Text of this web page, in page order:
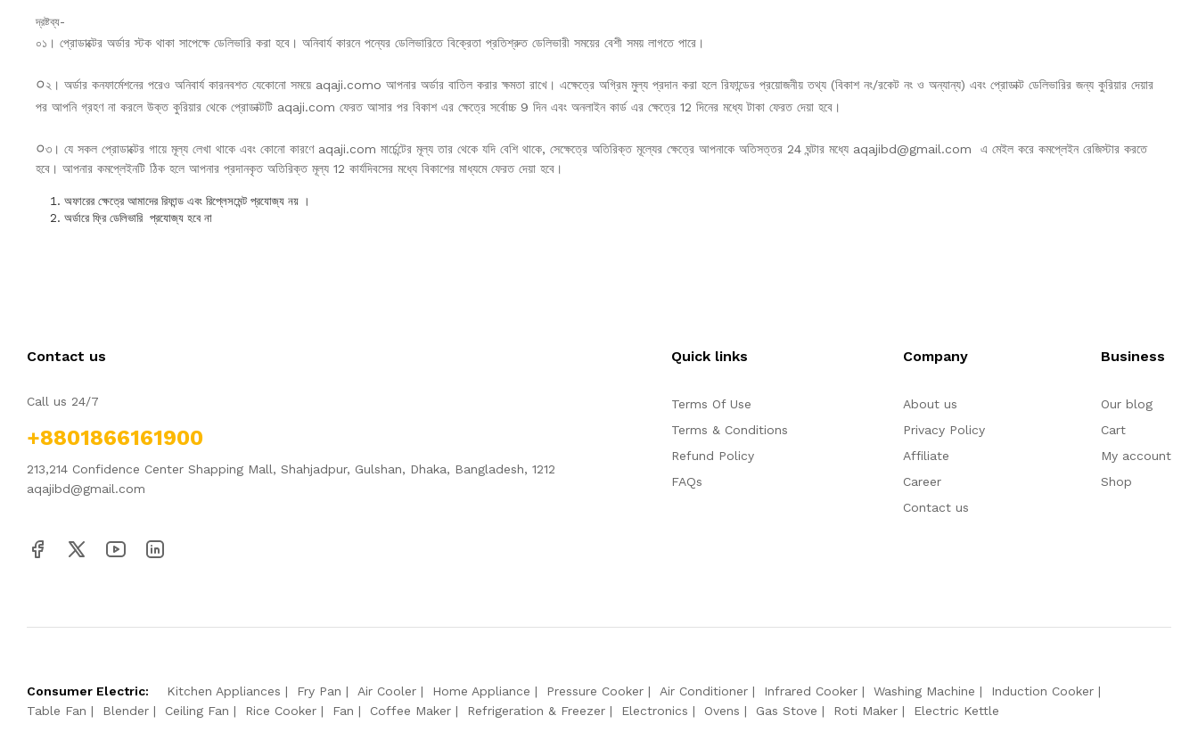
দ্রষ্টব্য-
০১। প্রোডাক্টের অর্ডার স্টক থাকা সাপেক্ষে ডেলিভারি করা হবে। অনিবার্য কারনে পন্যের ডেলিভারিতে বিক্রেতা প্রতিশ্রুত ডেলিভারী সময়ের বেশী সময় লাগতে পারে।
০২। অর্ডার কনফার্মেশনের পরেও অনিবার্য কারনবশত যেকোনো সময়ে aqaji.como আপনার অর্ডার বাতিল করার ক্ষমতা রাখে। এক্ষেত্রে অগ্রিম মুল্য প্রদান করা হলে রিফান্ডের প্রয়োজনীয় তথ্য (বিকাশ নং/রকেট নং ও অন্যান্য) এবং প্রোডাক্ট ডেলিভারির জন্য কুরিয়ার দেয়ার
পর আপনি গ্রহণ না করলে উক্ত কুরিয়ার থেকে প্রোডাক্টটি aqaji.com ফেরত আসার পর বিকাশ এর ক্ষেত্রে সর্বোচ্চ 9 দিন এবং অনলাইন কার্ড এর ক্ষেত্রে 12 দিনের মধ্যে টাকা ফেরত দেয়া হবে।
০৩। যে সকল প্রোডাক্টের গায়ে মূল্য লেখা থাকে এবং কোনো কারণে aqaji.com মার্চেন্টের মূল্য তার থেকে যদি বেশি থাকে, সেক্ষেত্রে অতিরিক্ত মূল্যের ক্ষেত্রে আপনাকে অতিসত্তর 24 ঘন্টার মধ্যে aqajibd@gmail.com
এ মেইল করে কমপ্লেইন রেজিস্টার করতে
হবে। আপনার কমপ্লেইনটি ঠিক হলে আপনার প্রদানকৃত অতিরিক্ত মূল্য 12 কার্যদিবসের মধ্যে বিকাশের মাধ্যমে ফেরত দেয়া হবে।
অফারের ক্ষেত্রে আমাদের রিফান্ড এবং রিপ্লেসমেন্ট প্রযোজ্য নয় ।
অর্ডারে ফ্রি ডেলিভারি প্রযোজ্য হবে না
Contact us
Call us 24/7
+8801866161900
213,214 Confidence Center Shapping Mall, Shahjadpur, Gulshan, Dhaka, Bangladesh, 1212
aqajibd@gmail.com
Quick links
Terms Of Use
Terms & Conditions
Refund Policy
FAQs
Company
About us
Privacy Policy
Affiliate
Career
Contact us
Business
Our blog
Cart
My account
Shop
Consumer Electric: Kitchen Appliances Fry Pan Air Cooler Home Appliance Pressure Cooker Air Conditioner Infrared Cooker Washing Machine
Induction Cooker
Table Fan
Blender Ceiling Fan Rice Cooker Fan Coffee Maker Refrigeration & Freezer Electronics Ovens Gas Stove Roti Maker Electric Kettle